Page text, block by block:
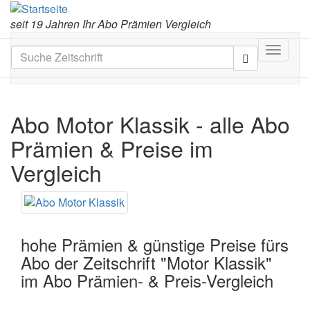
seit 19 Jahren Ihr Abo Prämien Vergleich
Toggle
Abo Motor Klassik - alle Abo
Prämien & Preise im
Vergleich
hohe Prämien & günstige Preise fürs
Abo der Zeitschrift "Motor Klassik"
im Abo Prämien- & Preis-Vergleich